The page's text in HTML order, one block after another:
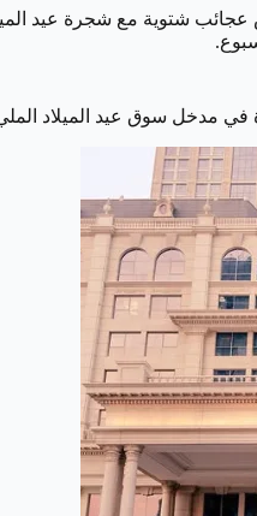
المليء بالأنوار والزينة